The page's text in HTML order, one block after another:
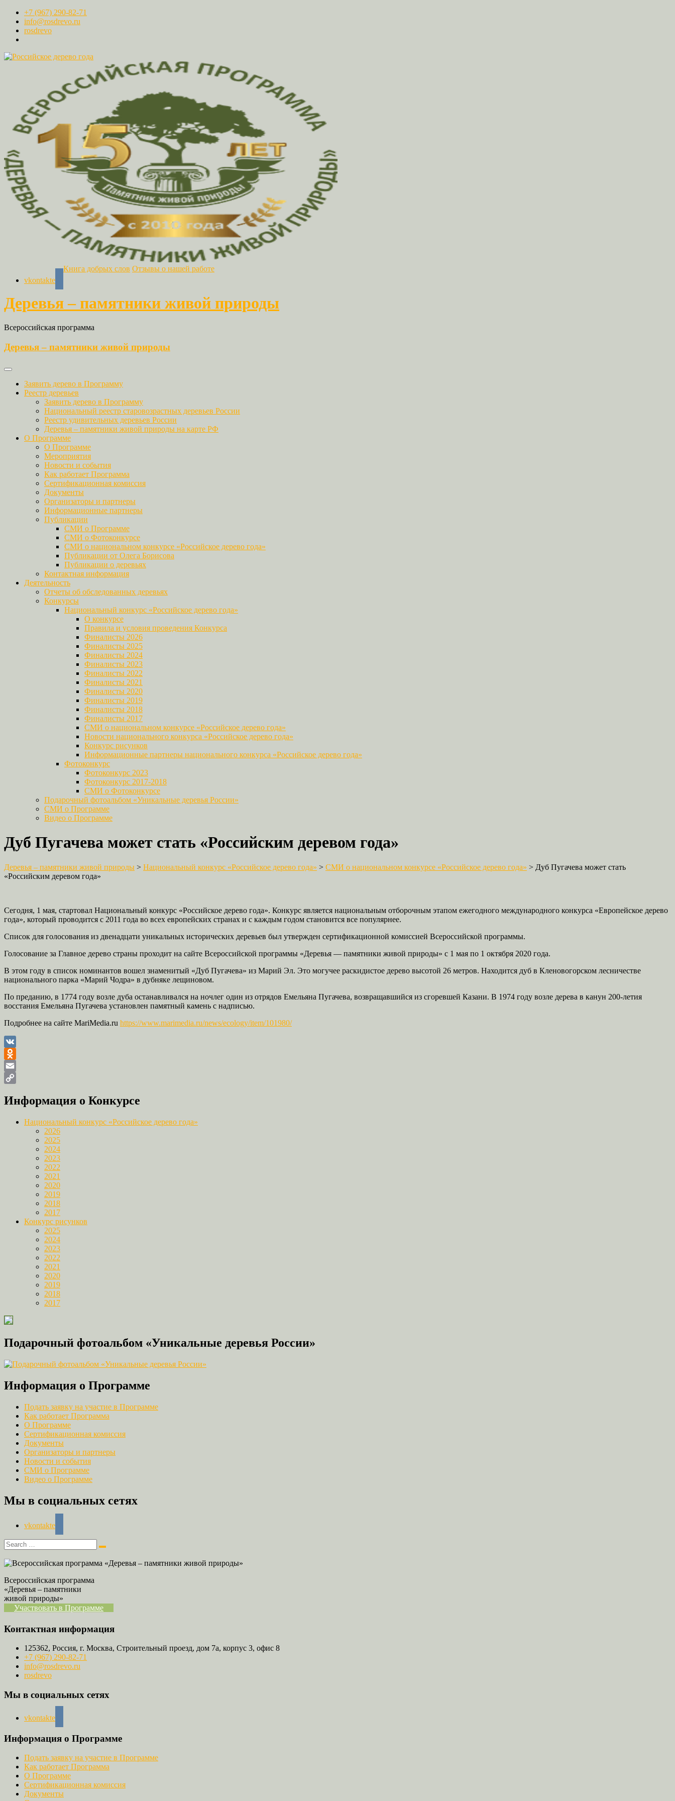
+7 (967) 290-82-71
info@rosdrevo.ru
rosdrevo
vkontakte
Книга добрых слов Отзывы о нашей работе
Деревья – памятники живой природы
Всероссийская программа
Деревья – памятники живой природы
Заявить дерево в Программу
Реестр деревьев
Заявить дерево в Программу
Национальный реестр старовозрастных деревьев России
Реестр удивительных деревьев России
Деревья – памятники живой природы на карте РФ
О Программе
О Программе
Мероприятия
Новости и события
Как работает Программа
Сертификационная комиссия
Документы
Организаторы и партнеры
Информационные партнеры
Публикации
СМИ о Программе
СМИ о Фотоконкурсе
СМИ о национальном конкурсе «Российское дерево года»
Публикации от Олега Борисова
Публикации о деревьях
Контактная информация
Деятельность
Отчеты об обследованных деревьях
Конкурсы
Национальный конкурс «Российское дерево года»
О конкурсе
Правила и условия проведения Конкурса
Финалисты 2026
Финалисты 2025
Финалисты 2024
Финалисты 2023
Финалисты 2022
Финалисты 2021
Финалисты 2020
Финалисты 2019
Финалисты 2018
Финалисты 2017
СМИ о национальном конкурсе «Российское дерево года»
Новости национального конкурса «Российское дерево года»
Конкурс рисунков
Информационные партнеры национального конкурса «Российское дерево года»
Фотоконкурс
Фотоконкурс 2023
Фотоконкурс 2017-2018
СМИ о Фотоконкурсе
Подарочный фотоальбом «Уникальные деревья России»
СМИ о Программе
Видео о Программе
Дуб Пугачева может стать «Российским деревом года»
Деревья – памятники живой природы > Национальный конкурс «Российское дерево года» > СМИ о национальном конкурсе «Российское дерево года» > Дуб Пугачева может стать
«Российским деревом года»
Сегодня, 1 мая, стартовал Национальный конкурс «Российское дерево года». Конкурс является национальным отборочным этапом ежегодного международного конкурса «Европейское дерево
года», который проводится с 2011 года во всех европейских странах и с каждым годом становится все популярнее.
Список для голосования из двенадцати уникальных исторических деревьев был утвержден сертификационной комиссией Всероссийской программы.
Голосование за Главное дерево страны проходит на сайте Всероссийской программы «Деревья — памятники живой природы» с 1 мая по 1 октября 2020 года.
В этом году в список номинантов вошел знаменитый «Дуб Пугачева» из Марий Эл. Это могучее раскидистое дерево высотой 26 метров. Находится дуб в Кленовогорском лесничестве
национального парка «Марий Чодра» в дубняке лещиновом.
По преданию, в 1774 году возле дуба останавливался на ночлег один из отрядов Емельяна Пугачева, возвращавшийся из сгоревшей Казани. В 1974 году возле дерева в канун 200-летия
восстания Емельяна Пугачева установлен памятный камень с надписью.
Подробнее на сайте MariMedia.ru https://www.marimedia.ru/news/ecology/item/101980/
VK
Odnoklassniki
Email
Link
Информация о Конкурсе
Национальный конкурс «Российское дерево года»
2026
2025
2024
2023
2022
2021
2020
2019
2018
2017
Конкурс рисунков
2025
2024
2023
2022
2021
2020
2019
2018
2017
Подарочный фотоальбом «Уникальные деревья России»
Информация о Программе
Подать заявку на участие в Программе
Как работает Программа
О Программе
Сертификационная комиссия
Документы
Организаторы и партнеры
Новости и события
СМИ о Программе
Видео о Программе
Мы в социальных сетях
vkontakte
Всероссийская программа
«Деревья – памятники
живой природы»
Участвовать в Программе
Контактная информация
125362, Россия, г. Москва, Строительный проезд, дом 7а, корпус 3, офис 8
+7 (967) 290-82-71
info@rosdrevo.ru
rosdrevo
Мы в социальных сетях
vkontakte
Информация о Программе
Подать заявку на участие в Программе
Как работает Программа
О Программе
Сертификационная комиссия
Документы